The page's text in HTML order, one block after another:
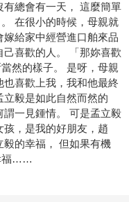
有總會有一天， 這麼簡單
在很小的時候，母親就
給家中經營進口舶來品
喜歡的人。 「那妳喜歡
然的樣子。 是呀，母親
喜歡上我，我和他最終
毅是如此自然而然的
一見鍾情。 可是孟立毅
，是我的好朋友，趙
的幸福， 但如果有機
福……